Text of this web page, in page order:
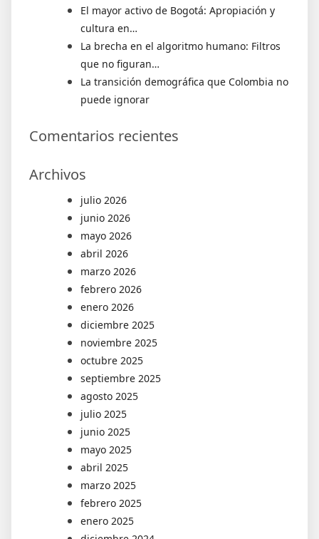
El mayor activo de Bogotá: Apropiación y
cultura en…
La brecha en el algoritmo humano: Filtros
que no figuran…
La transición demográfica que Colombia no
puede ignorar
Comentarios recientes
Archivos
julio 2026
junio 2026
mayo 2026
abril 2026
marzo 2026
febrero 2026
enero 2026
diciembre 2025
noviembre 2025
octubre 2025
septiembre 2025
agosto 2025
julio 2025
junio 2025
mayo 2025
abril 2025
marzo 2025
febrero 2025
enero 2025